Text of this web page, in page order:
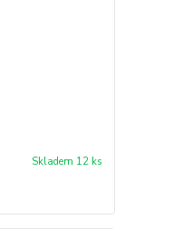
Skladem 12 ks